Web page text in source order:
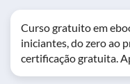
Curso gratuito em
iniciantes, do zero ao
certificação gratuita.